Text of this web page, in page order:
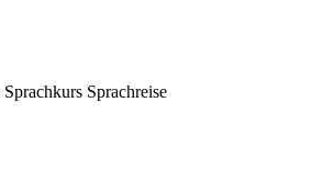
Sprachreise